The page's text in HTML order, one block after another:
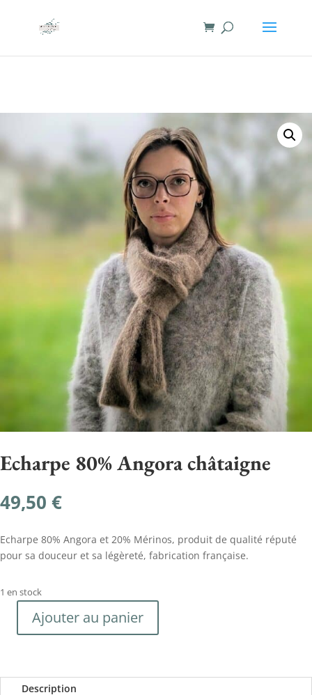
'__return_false' );Object
Echarpe 80% Angora châtaigne
49,50 €
Echarpe 80% Angora et 20% Mérinos, produit de qualité réputé
pour sa douceur et sa légèreté, fabrication française.
1 en stock
quantité
Angora
Ajouter au panier
Description